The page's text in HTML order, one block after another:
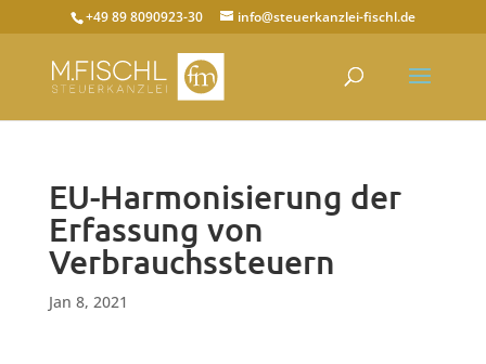
+49 89 8090923-30 info@steuerkanzlei-fischl.de
EU-Harmonisierung der
Erfassung von
Verbrauchssteuern
Jan 8, 2021